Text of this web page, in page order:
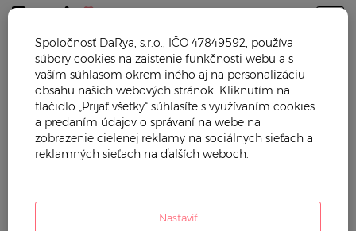
KALOO
Hračky
Starostlivosť o dieťa
Plienky a prebaľovanie
Trendy Mama vám ponúka
krásne hračky Kaloo.
Francúzsky výrobca prináša
detské hračky z kvalitných
môžete pohodlne čistiť
praním pri 30 °C. Plyšové
Spoločnosť DaRya, s.r.o., IČO 47849592, používa
súbory cookies na zaistenie funkčnosti webu a s
vaším súhlasom okrem iného aj na personalizáciu
obsahu našich webových stránok. Kliknutím na
tlačidlo „Prijať všetky“ súhlasíte s využívaním cookies
a predaním údajov o správaní na webe na
zobrazenie cielenej reklamy na sociálnych sieťach a
reklamných sieťach na ďalších weboch.
Nastaviť